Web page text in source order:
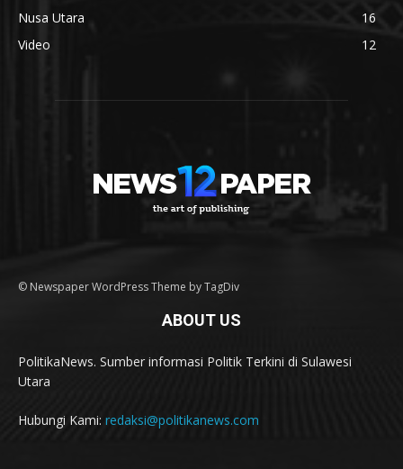
Nusa Utara
16
Video
12
© Newspaper WordPress Theme by TagDiv
ABOUT US
PolitikaNews. Sumber informasi Politik Terkini di Sulawesi
Utara
Hubungi Kami: redaksi@politikanews.com